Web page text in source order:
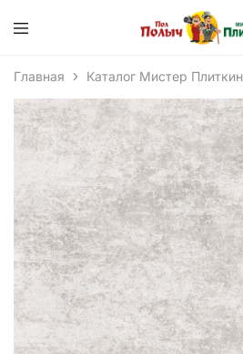
Главная Каталог Мистер Плиткин